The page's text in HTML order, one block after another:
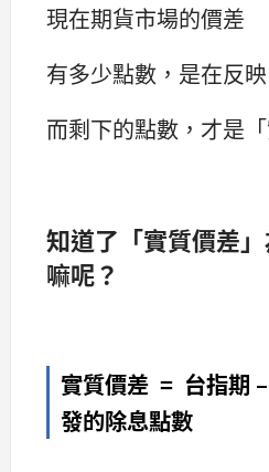
現在期貨市場的價差
有多少點數，是在反映
而剩下的點數，才是「
知道了「實質價差
嘛呢？
實質價差 = 台指期
發的除息點數